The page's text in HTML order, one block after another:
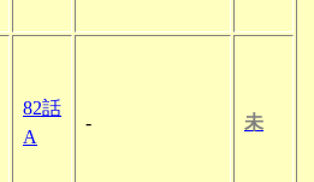
82話
A
- 未